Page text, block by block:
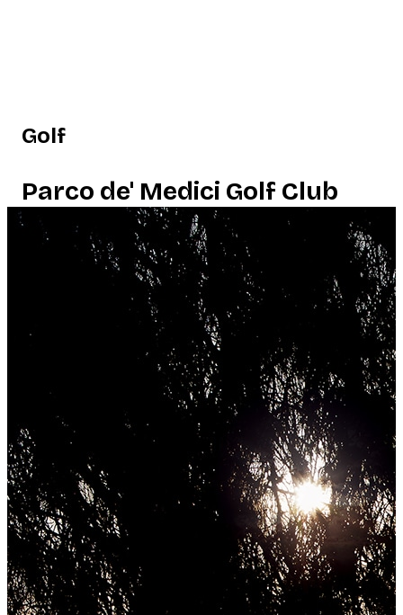
Golf
Parco de' Medici Golf Club